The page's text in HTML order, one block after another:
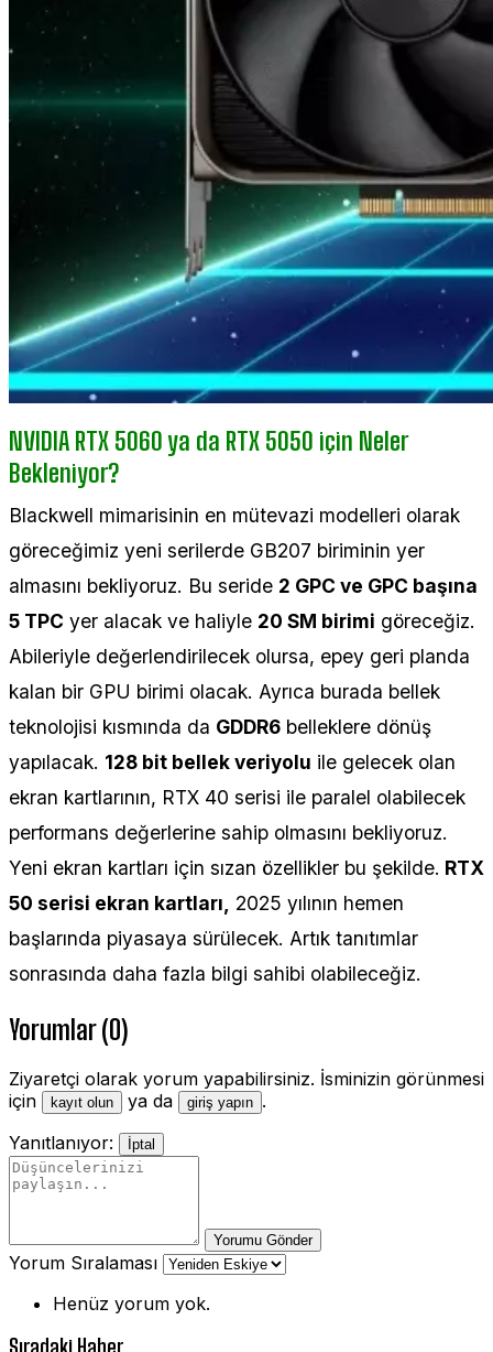
NVIDIA RTX 5060 ya da RTX 5050 için Neler
Bekleniyor?
Blackwell mimarisinin en mütevazi modelleri olarak
göreceğimiz yeni serilerde GB207 biriminin yer
almasını bekliyoruz. Bu seride 2 GPC ve GPC başına
5 TPC yer alacak ve haliyle 20 SM birimi göreceğiz.
Abileriyle değerlendirilecek olursa, epey geri planda
kalan bir GPU birimi olacak. Ayrıca burada bellek
teknolojisi kısmında da GDDR6 belleklere dönüş
yapılacak. 128 bit bellek veriyolu ile gelecek olan
ekran kartlarının, RTX 40 serisi ile paralel olabilecek
performans değerlerine sahip olmasını bekliyoruz.
Yeni ekran kartları için sızan özellikler bu şekilde. RTX
50 serisi ekran kartları,
2025 yılının hemen
başlarında piyasaya sürülecek. Artık tanıtımlar
sonrasında daha fazla bilgi sahibi olabileceğiz.
Yorumlar (0)
Ziyaretçi olarak yorum yapabilirsiniz. İsminizin görünmesi
için
kayıt olun ya da giriş yapın .
Yanıtlanıyor:
İptal
Yorumu Gönder
Yorum Sıralaması
Henüz yorum yok.